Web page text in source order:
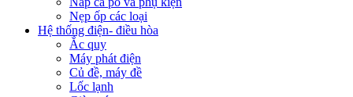
Nẹp ốp các loại
Hệ thống điện- điều hòa
Ắc quy
Máy phát điện
Củ đề, máy đề
Lốc lạnh